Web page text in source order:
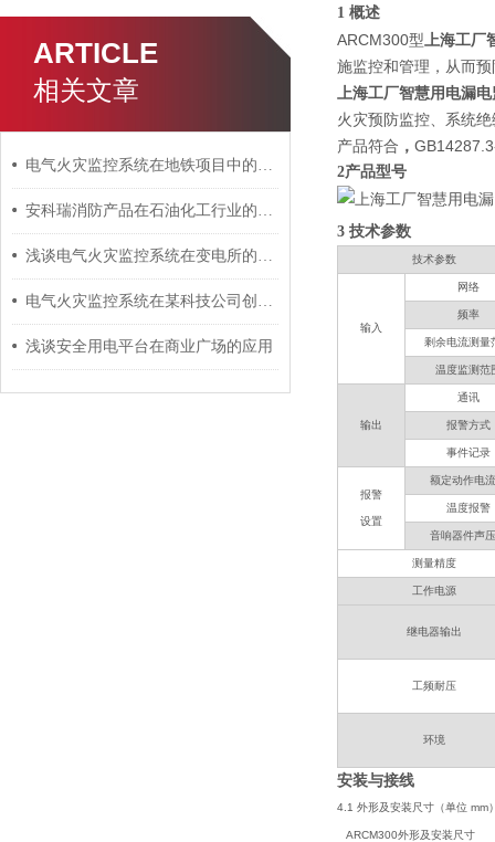
ARTICLE
相关文章
电气火灾监控系统在地铁项目中的应用
安科瑞消防产品在石油化工行业的应用探讨
浅谈电气火灾监控系统在变电所的应用
电气火灾监控系统在某科技公司创意园上的应用
浅谈安全用电平台在商业广场的应用
1 概述
ARCM300型 上海工
施监控和管理，从而
上海工厂智慧用电漏
火灾预防监控、系统
产品符合 ，
2产品型号
3 技
技术参数
输入
网络
频率
剩余电流测量
温度监测范
输出
通讯
报警方式
事件记录
报警
设置
额定动作电
温度报警
音响器件声
测量精度
工作电源
继电器输出
工频耐压
环境
安装与接线
4.1 外形及安装尺寸 （单位 mm
ARCM300外形及安装尺寸